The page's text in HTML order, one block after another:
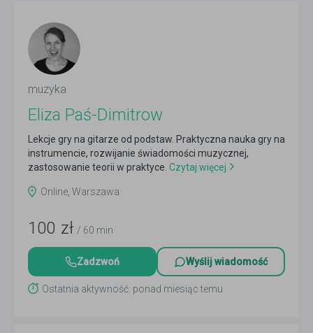
muzyka
Eliza Paś-Dimitrow
Lekcje gry na gitarze od podstaw. Praktyczna nauka gry na
instrumencie, rozwijanie świadomości muzycznej,
zastosowanie teorii w praktyce. Czytaj więcej
Online, Warszawa
100 zł / 60 min
Zadzwoń Wyślij wiadomość
Ostatnia aktywność: ponad miesiąc temu